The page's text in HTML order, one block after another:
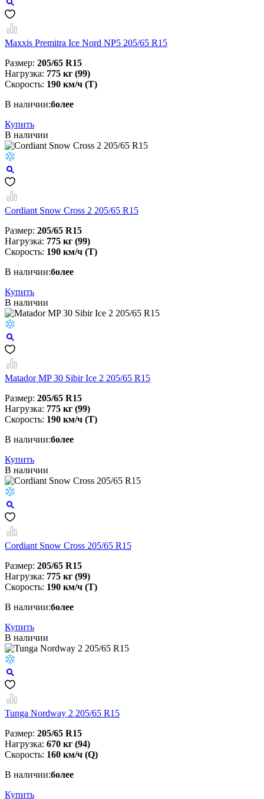
Maxxis Premitra Ice Nord NP5 205/65 R15
Размер: 205/65 R15
Нагрузка: 775 кг (99)
Скорость: 190 км/ч (T)
В наличии:более
Купить
В наличии
Cordiant Snow Cross 2 205/65 R15
Размер: 205/65 R15
Нагрузка: 775 кг (99)
Скорость: 190 км/ч (T)
В наличии:более
Купить
В наличии
Matador MP 30 Sibir Ice 2 205/65 R15
Размер: 205/65 R15
Нагрузка: 775 кг (99)
Скорость: 190 км/ч (T)
В наличии:более
Купить
В наличии
Cordiant Snow Cross 205/65 R15
Размер: 205/65 R15
Нагрузка: 775 кг (99)
Скорость: 190 км/ч (T)
В наличии:более
Купить
В наличии
Tunga Nordway 2 205/65 R15
Размер: 205/65 R15
Нагрузка: 670 кг (94)
Скорость: 160 км/ч (Q)
В наличии:более
Купить